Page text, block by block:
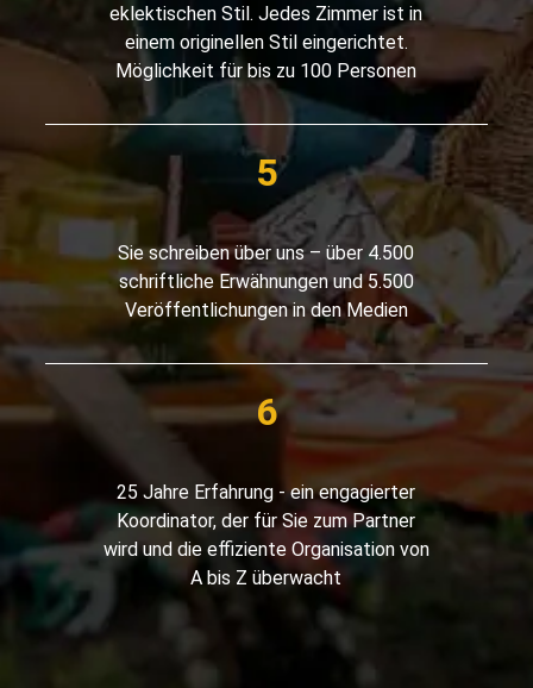
eklektischen Stil. Jedes Zimmer ist in
einem originellen Stil eingerichtet.
Möglichkeit für bis zu 100 Personen
Sie schreiben über uns – über 4.500
schriftliche Erwähnungen und 5.500
Veröffentlichungen in den Medien
25 Jahre Erfahrung - ein engagierter
Koordinator, der für Sie zum Partner
wird und die effiziente Organisation von
A bis Z überwacht